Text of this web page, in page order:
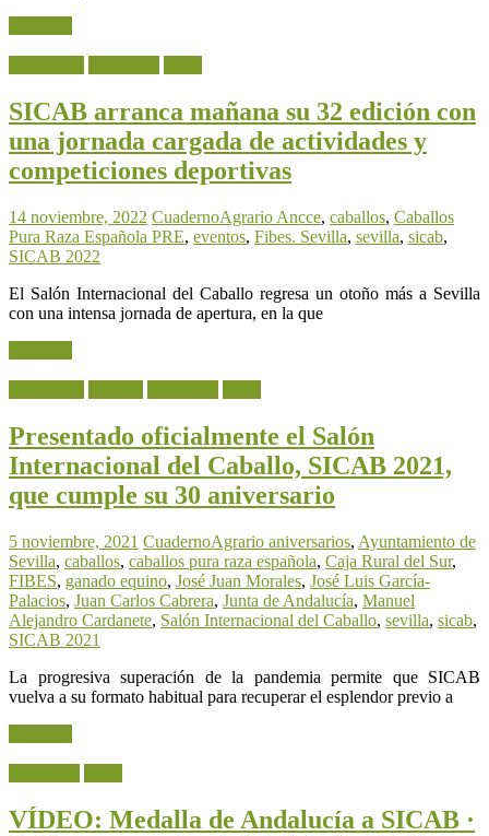
SICAB arranca mañana su 32 edición con
una jornada cargada de actividades y
competiciones deportivas
14 noviembre, 2022 CuadernoAgrario Ancce, caballos, Caballos
Pura Raza Española PRE, eventos, Fibes. Sevilla, sevilla, sicab,
SICAB 2022
El Salón Internacional del Caballo regresa un otoño más a Sevilla
con una intensa jornada de apertura, en la que
Presentado oficialmente el Salón
Internacional del Caballo, SICAB 2021,
que cumple su 30 aniversario
5 noviembre, 2021 CuadernoAgrario aniversarios, Ayuntamiento de
Sevilla, caballos, caballos pura raza española, Caja Rural del Sur,
FIBES, ganado equino, José Juan Morales, José Luis García-
Palacios, Juan Carlos Cabrera, Junta de Andalucía, Manuel
Alejandro Cardanete, Salón Internacional del Caballo, sevilla, sicab,
SICAB 2021
La progresiva superación de la pandemia permite que SICAB
vuelva a su formato habitual para recuperar el esplendor previo a
VÍDEO: Medalla de Andalucía a SICAB ·